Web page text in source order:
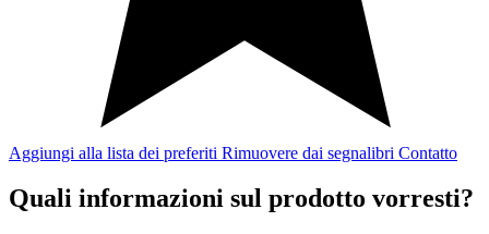
Aggiungi alla lista dei preferiti Rimuovere dai segnalibri Contatto
Quali informazioni sul prodotto vorresti?